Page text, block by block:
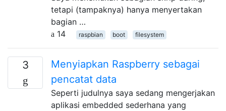
tetapi (tampaknya) hanya menyertakan
bagian …
14
raspbian boot filesystem
3
Menyiapkan Raspberry sebagai
pencatat data
Seperti judulnya saya sedang mengerjakan
aplikasi embedded sederhana yang